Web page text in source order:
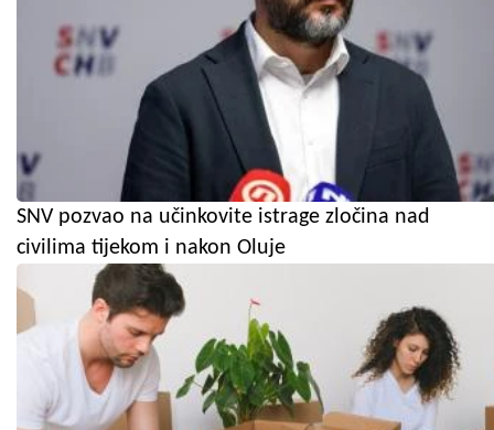
SNV pozvao na učinkovite istrage zločina nad
civilima tijekom i nakon Oluje